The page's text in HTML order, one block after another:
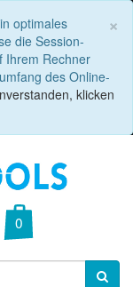
×
optimales
die Session-
Ihrem Rechner
des Online-
klicken